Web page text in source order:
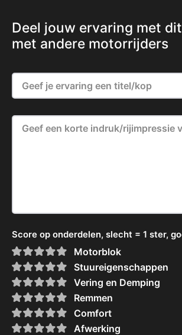
Deel jouw ervaring met
met andere motorrijders
Score op onderdelen, slecht = 1 ster,
Motorblok
Stuureigenschappen
Vering en Demping
Remmen
Comfort
Afwerking